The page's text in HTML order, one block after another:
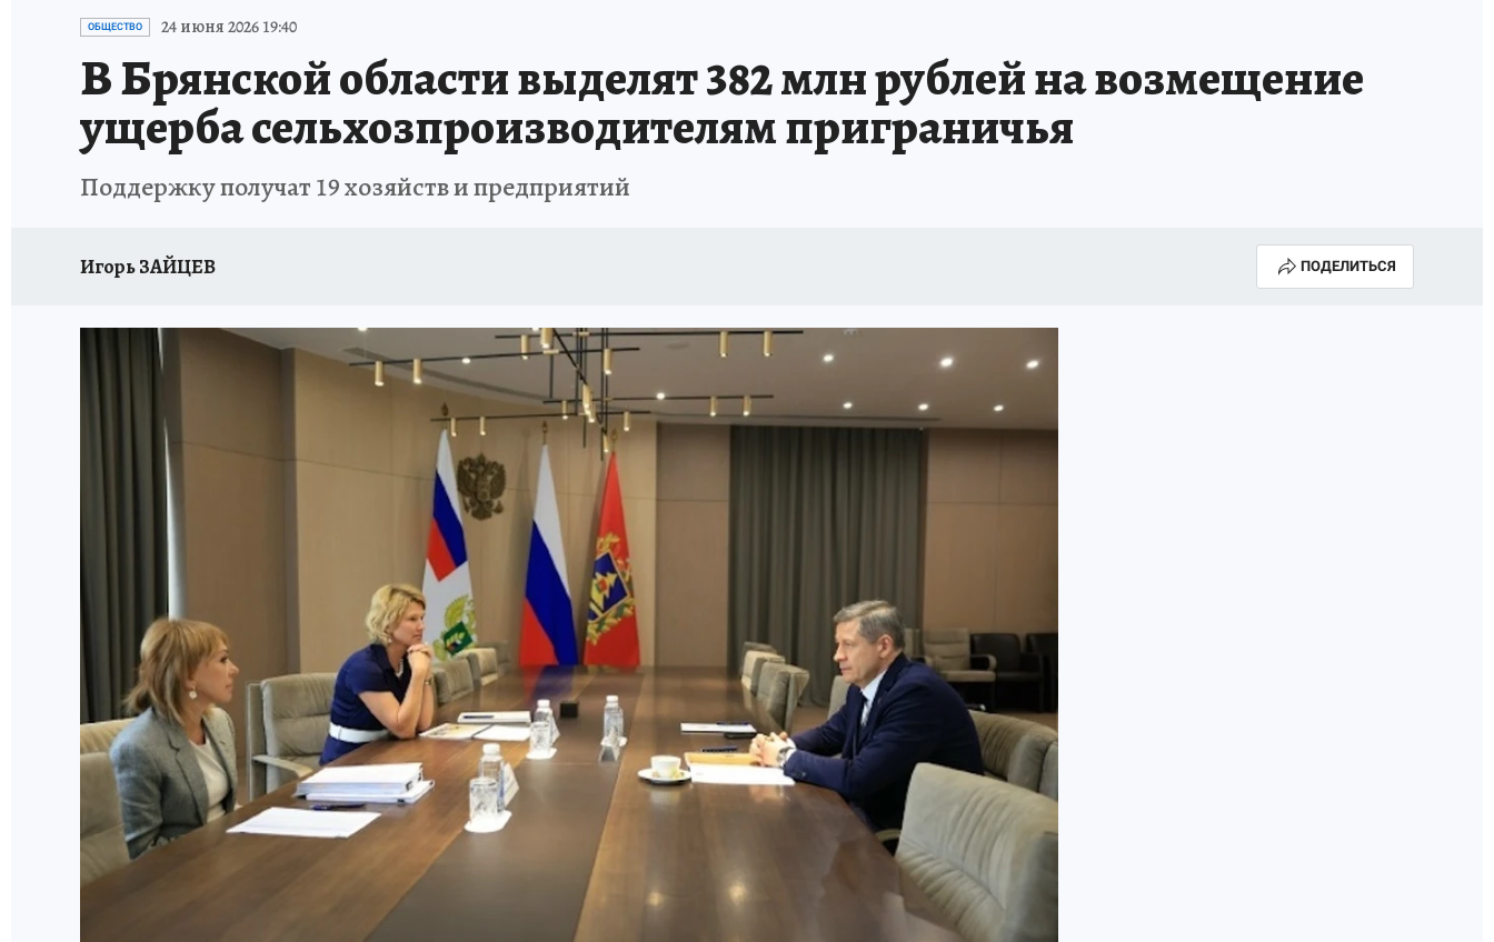
ИСПЫТАНО НА СЕБЕ
ОБЩЕСТВО 24 июня 2026 19:40
В Брянской области выделят 382 млн рублей на возмещение
ущерба сельхозпроизводителям приграничья
Поддержку получат 19 хозяйств и предприятий
Игорь ЗАЙЦЕВ ПОДЕЛИТЬСЯ